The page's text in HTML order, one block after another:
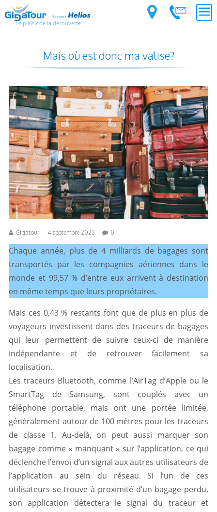
Le plaisir de la découverte
Mais où est donc ma valise?
Gigatour - 4 septembre 2023 0
Chaque année, plus de 4 milliards de bagages sont
transportés par les compagnies aériennes dans le
monde et 99,57 % d’entre eux arrivent à destination
en même temps que leurs propriétaires.
Mais ces 0,43 % restants font que de plus en plus de
voyageurs investissent dans des traceurs de bagages
qui leur permettent de suivre ceux-ci de manière
indépendante et de retrouver facilement sa
localisation.
Les traceurs Bluetooth, comme l’AirTag d’Apple ou le
SmartTag de Samsung, sont couplés avec un
téléphone portable, mais ont une portée limitée,
généralement autour de 100 mètres pour les traceurs
de classe 1. Au-delà, on peut aussi marquer son
bagage comme « manquant » sur l’application, ce qui
déclenche l’envoi d’un signal aux autres utilisateurs de
l’application au sein du réseau. Si l’un de ces
utilisateurs se trouve à proximité d’un bagage perdu,
son application détectera le signal du traceur et